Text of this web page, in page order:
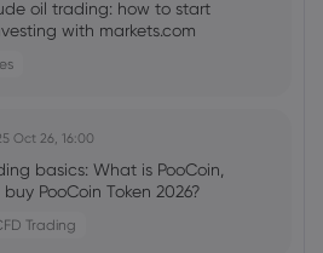
oil trading: how to start
with markets.com
Oct 26, 16:00
basics: What is PooCoin,
PooCoin Token 2026?
Trading